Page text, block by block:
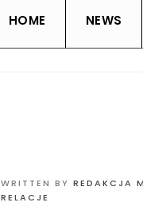
HOME NEWS
WRITTEN BY REDAKCJA
RELACJE